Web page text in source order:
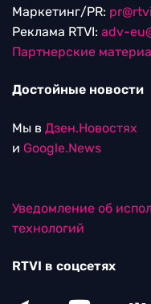
Маркетинг/PR:
Реклама RTVI: adv-
Партнерские
Достойные новости
Мы в Дзен.Новостях
и Google.News
Уведомление об
технологий
RTVI в соцсетях